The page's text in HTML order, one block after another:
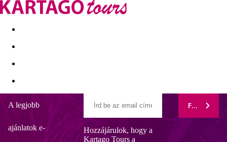
Kapcsolat Nyár 2026 Last Minute
Calabona Hotel
Képgaléria
A legjobb
ajánlatok e-
Hozzájárulok, hogy a
Kartago Tours a